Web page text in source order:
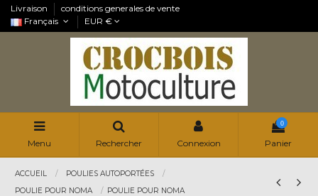
Livraison
conditions generales de vente
Français
EUR €
Menu Rechercher Connexion
0
Panier
ACCUEIL
POULIES AUTOPORTÉES
POULIE POUR NOMA
POULIE POUR NOMA